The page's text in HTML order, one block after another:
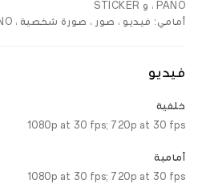
PANO ، و STICKER
أمامي: فيديو ، صور ، صورة شخصية ، TIME-LAPSE ، PANO ، وملصق
فيديو
خلفية
1080p at 30 fps; 720p at 30 fps
أمامية
1080p at 30 fps; 720p at 30 fps